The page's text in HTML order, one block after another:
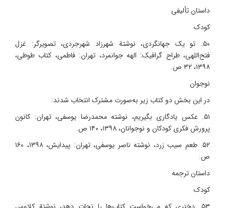
داستان تألیفی
کودک
۵۰. تو یک جهانگردی، نوشتة شهرزاد شهرجردی، تصویرگر: غزل
فتح‌اللهی، طراح گرافیک: الهه جوانمرد، تهران: فاطمی، کتاب طوطی،
۱۳۹۸، ۳۲ ص.
نوجوان
در این بخش دو کتاب زیر به‌صورت مشترک انتخاب شدند:
۵۱. عکس یادگاری بگیریم، نوشته محمدرضا یوسفی، تهران: کانون
پرورش فکری کودکان و نوجوانان، ۱۳۹۸، ۱۴۰ ص.
۵۲. طعم سیب زرد، نوشته ناصر یوسفی، تهران: پیدایش، ۱۳۹۸، ۱۶۰
ص.
داستان ترجمه
کودک